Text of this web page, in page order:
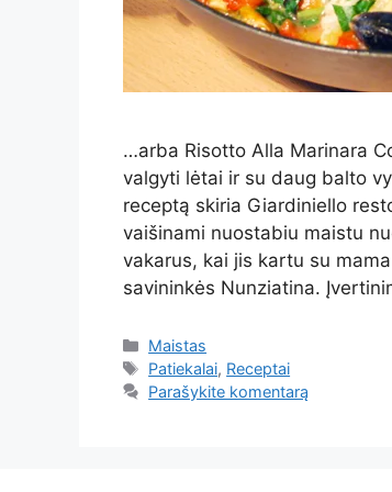
…arba Risotto Alla Marinara
valgyti lėtai ir su daug balto
receptą skiria Giardiniello
vaišinami nuostabiu maistu
vakarus, kai jis kartu su
savininkės Nunziatina.
Kategorijos
Maistas
Žymos
Patiekalai, Receptai
Parašykite komentarą